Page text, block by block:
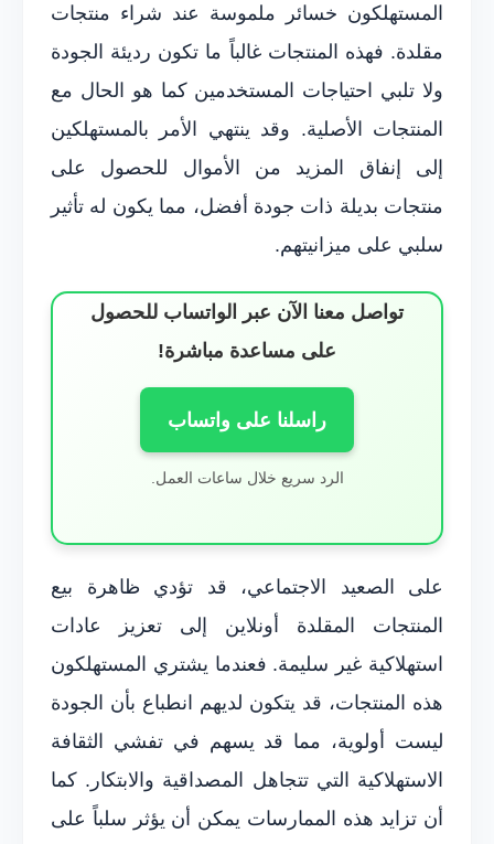
المستهلكون خسائر ملموسة عند شراء منتجات
مقلدة. فهذه المنتجات غالباً ما تكون رديئة الجودة
ولا تلبي احتياجات المستخدمين كما هو الحال مع
المنتجات الأصلية. وقد ينتهي الأمر بالمستهلكين
إلى إنفاق المزيد من الأموال للحصول على
منتجات بديلة ذات جودة أفضل، مما يكون له تأثير
سلبي على ميزانيتهم.
تواصل معنا الآن عبر الواتساب للحصول
على مساعدة مباشرة!
راسلنا على واتساب
الرد سريع خلال ساعات العمل.
على الصعيد الاجتماعي، قد تؤدي ظاهرة بيع
المنتجات المقلدة أونلاين إلى تعزيز عادات
استهلاكية غير سليمة. فعندما يشتري المستهلكون
هذه المنتجات، قد يتكون لديهم انطباع بأن الجودة
ليست أولوية، مما قد يسهم في تفشي الثقافة
الاستهلاكية التي تتجاهل المصداقية والابتكار. كما
أن تزايد هذه الممارسات يمكن أن يؤثر سلباً على